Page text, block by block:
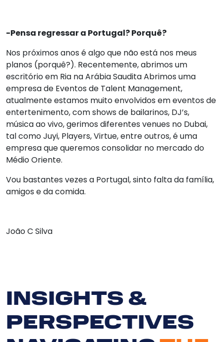
-Pensa regressar a Portugal? Porquê?
Nos próximos anos é algo que não está nos meus
planos (porquê?). Recentemente, abrimos um
escritório em Ria na Arábia Saudita Abrimos uma
empresa de Eventos de Talent Management,
atualmente estamos muito envolvidos em eventos de
entertenimento, com shows de bailarinos, DJ’s,
música ao vivo, gerimos diferentes venues no Dubai,
tal como Juyi, Players, Virtue, entre outros, é uma
empresa que queremos consolidar no mercado do
Médio Oriente.
Vou bastantes vezes a Portugal, sinto falta da família,
amigos e da comida.
João C Silva
INSIGHTS &
PERSPECTIVES